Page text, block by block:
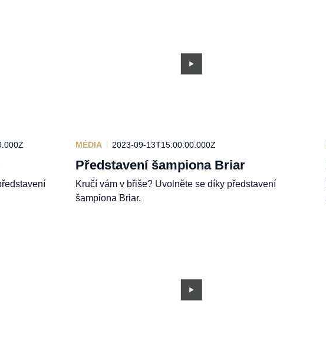
MÉDIA 2023-09-13T15:00:00.000Z
Představení šampiona Briar
Kručí vám v břiše? Uvolněte se díky představení
šampiona Briar.